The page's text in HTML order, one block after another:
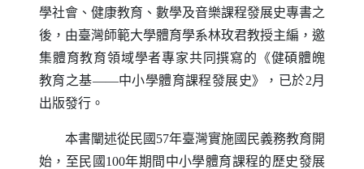
學社會、健康教育、數學及音樂課程發展史專書之
後，由臺灣師範大學體育學系林玫君教授主編，邀
集體育教育領域學者專家共同撰寫的《健碩體魄
教育之基——中小學體育課程發展史》，已於2月
出版發行。
本書闡述從民國57年臺灣實施國民義務教育開
始，至民國100年期間中小學體育課程的歷史發展